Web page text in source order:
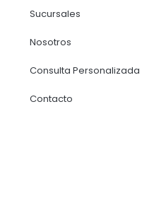
Sucursales
Nosotros
Consulta Personalizada
Contacto